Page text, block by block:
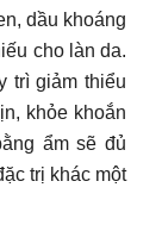
dầu khoáng
cho làn da.
trì giảm thiểu
khỏe khoắn
ẩm sẽ đủ
trị khác một